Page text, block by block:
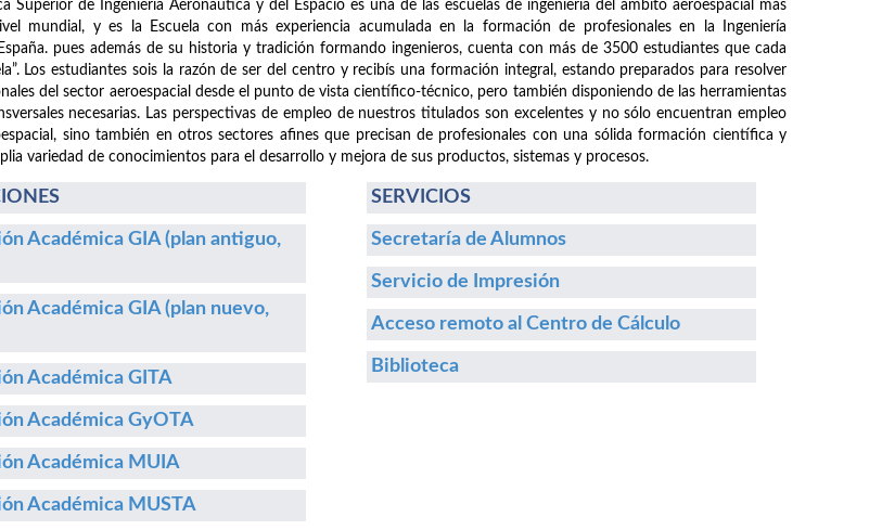
Superior de Ingeniería Aeronáutica y del Espacio es una de las escuelas de ingeniería del ámbito aeroespacial más
mundial, y es la Escuela con más experiencia acumulada en la formación de profesionales en la Ingeniería
pues además de su historia y tradición formando ingenieros, cuenta con más de 3500 estudiantes que cada
Los estudiantes sois la razón de ser del centro y recibís una formación integral, estando preparados para resolver
del sector aeroespacial desde el punto de vista científico-técnico, pero también disponiendo de las herramientas
necesarias. Las perspectivas de empleo de nuestros titulados son excelentes y no sólo encuentran empleo
sino también en otros sectores afines que precisan de profesionales con una sólida formación científica y
variedad de conocimientos para el desarrollo y mejora de sus productos, sistemas y procesos.
Académica GIA (plan antiguo,
Académica GIA (plan nuevo,
Académica GITA
Académica GyOTA
Académica MUIA
Académica MUSTA
SERVICIOS
Secretaría de Alumnos
Servicio de Impresión
Acceso remoto al Centro de Cálculo
Biblioteca